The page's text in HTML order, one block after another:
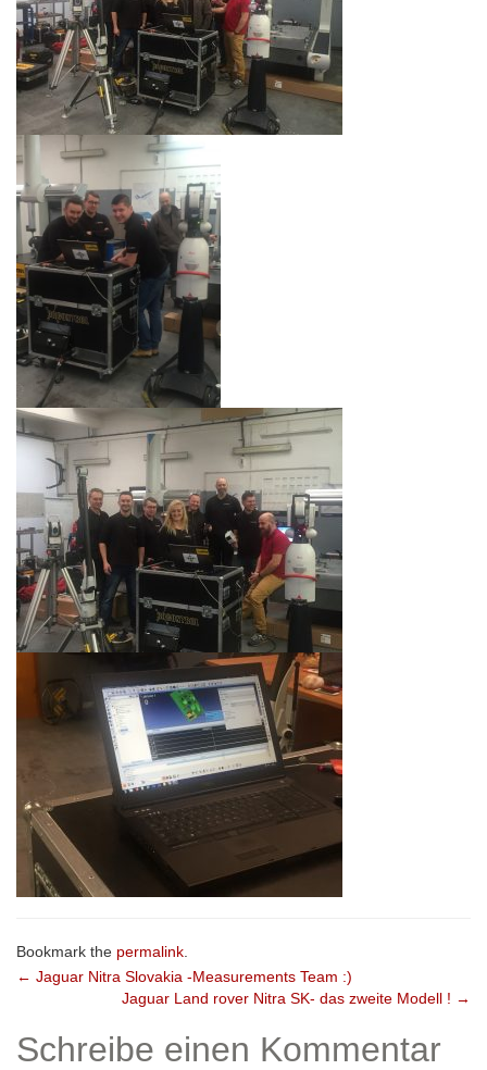
Bookmark the permalink
Post
navigation
← Jaguar Nitra Slovakia -Measurements Team :)
Jaguar Land rover Nitra SK- das zweite Modell ! →
Schreibe einen Kommentar